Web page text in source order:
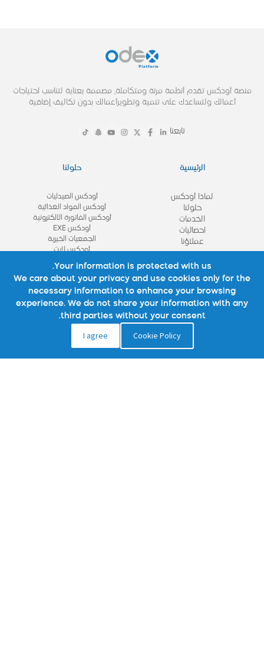
منصة أودكس تقدم أنظمة مرنة ومتكاملة, مصممة بعناية لتناسب احتياجات
أعمالك ولتساعدك على تنمية وتطويرأعمالك بدون تكاليف إضافية
تابعنا
الرئيسية
لماذا أودكس
حلولنا
الخدمات
احصائيات
عملاؤنا
حلولنا
أودكس الصيدليات
أودكس المواد الغذائية
أودكس الفاتورة الالكترونية
أودكس EXE
الجمعيات الخيرية
أودكس لايت
View All
روابط مهمة
نبذة عنا
تواصل معنا
تواصل معنا
الأسئلة الشائعة
Your information is protected with us.
We care about your privacy and use cookies only for the
necessary information to enhance your browsing
experience. We do not share your information with any
third parties without your consent.
Cookie Policy
I agree